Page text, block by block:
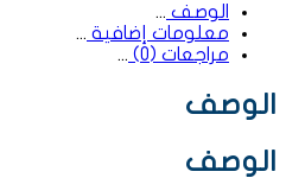
الوصف
معلومات إضافية
مراجعات (0)
الوصف
الوصف